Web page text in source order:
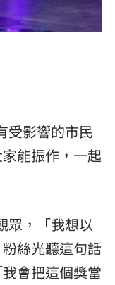
受影響的市民
能振作，一起
眾，「我想以
絲光聽這句話
會把這個獎當